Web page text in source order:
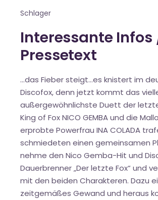
Schlager
Interessante Infos
Pressetext
...das Fieber steigt…es knistert im
Discofox, denn jetzt kommt das
außergewöhnlichste Duett der
King of Fox NICO GEMBA und die
erprobte Powerfrau INA COLADA
schmiedeten einen gemeinsamen
nehme den Nico Gemba-Hit und
Dauerbrenner „Der letzte Fox“ und
mit den beiden Charakteren. Dazu
zeitgemäßes Gewand und heraus